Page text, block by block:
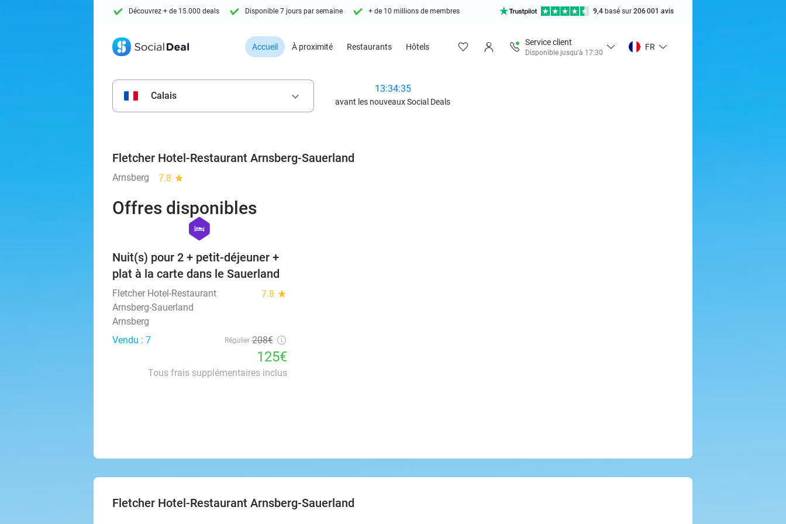
Découvrez + de 15.000 deals Disponible 7 jours par semaine + de 10 millions de membres 9,4 basé sur 206 001 avis
Accueil À proximité Restaurants Hôtels
Service client
Disponible jusqu'à 17:30
FR
Calais keyboard_arrow_down
13:34:33
avant les nouveaux Social Deals
Fletcher Hotel-Restaurant Arnsberg-Sauerland
Arnsberg 7.8 star
Offres disponibles
hexagon
hotel
Nuit(s) pour 2 + petit-déjeuner +
plat à la carte dans le Sauerland
Fletcher Hotel-Restaurant
Arnsberg-Sauerland
7.8 star
Arnsberg
Vendu : 7
Régulier 208€
125€
Tous frais supplémentaires inclus
Fletcher Hotel-Restaurant Arnsberg-Sauerland